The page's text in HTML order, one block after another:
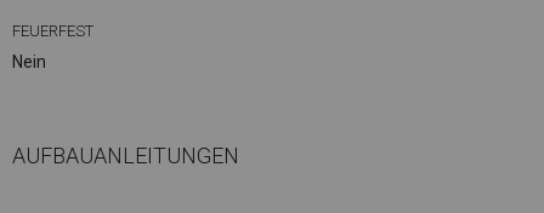
FEUERFEST
Nein
AUFBAUANLEITUNGEN